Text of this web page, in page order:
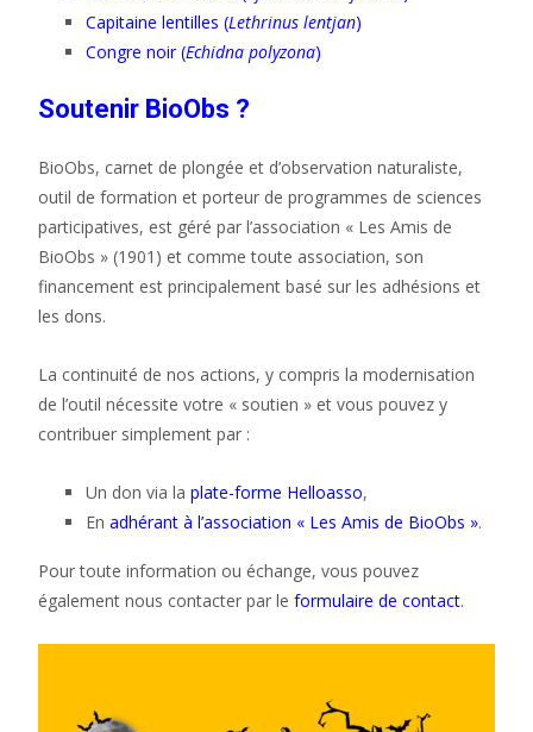
Capitaine lentilles (Lethrinus lentjan)
Congre noir (Echidna polyzona)
Soutenir BioObs ?
BioObs, carnet de plongée et d’observation naturaliste,
outil de formation et porteur de programmes de sciences
participatives, est géré par l’association « Les Amis de
BioObs » (1901) et comme toute association, son
financement est principalement basé sur les adhésions et
les dons.
La continuité de nos actions, y compris la modernisation
de l’outil nécessite votre « soutien » et vous pouvez y
contribuer simplement par :
Un don via la plate-forme Helloasso,
En adhérant à l’association « Les Amis de BioObs ».
Pour toute information ou échange, vous pouvez
également nous contacter par le formulaire de contact.